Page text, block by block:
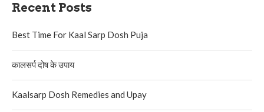
Recent Posts
Best Time For Kaal Sarp Dosh Puja
कालसर्प दोष के उपाय
Kaalsarp Dosh Remedies and Upay